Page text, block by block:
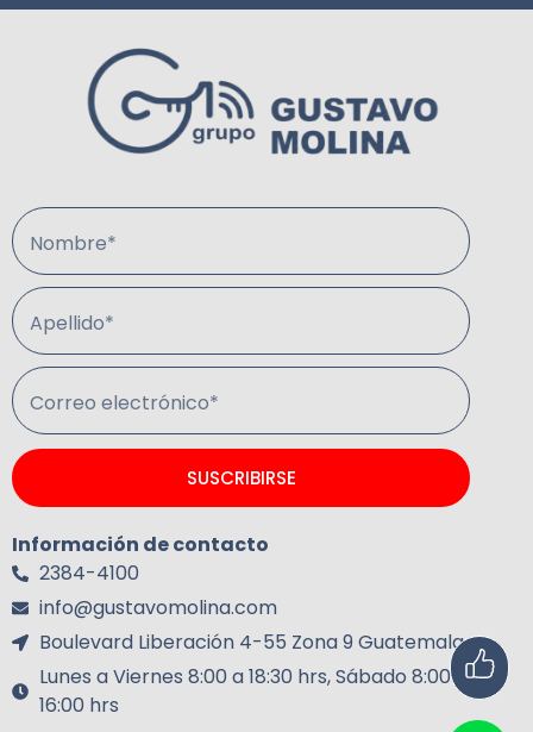
Nombre*
Apellido*
Correo electrónico*
SUSCRIBIRSE
Información de contacto
2384-4100
info@gustavomolina.com
Boulevard Liberación 4-55 Zona 9 Guatemala.
Lunes a Viernes 8:00 a 18:30 hrs, Sábado 8:00 a
16:00 hrs